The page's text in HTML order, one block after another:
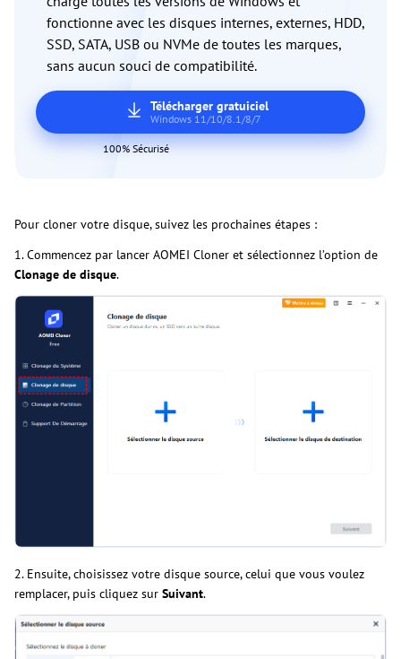
fonctionne avec les disques internes, externes, HDD,
SSD, SATA, USB ou NVMe de toutes les marques,
sans aucun souci de compatibilité.
Télécharger gratuiciel
Windows 11/10/8.1/8/7
100% Sécurisé
Pour cloner votre disque, suivez les prochaines étapes :
1. Commencez par lancer AOMEI Cloner et sélectionnez l’option de
Clonage de disque.
2. Ensuite, choisissez votre disque source, celui que vous voulez
remplacer, puis cliquez sur Suivant.